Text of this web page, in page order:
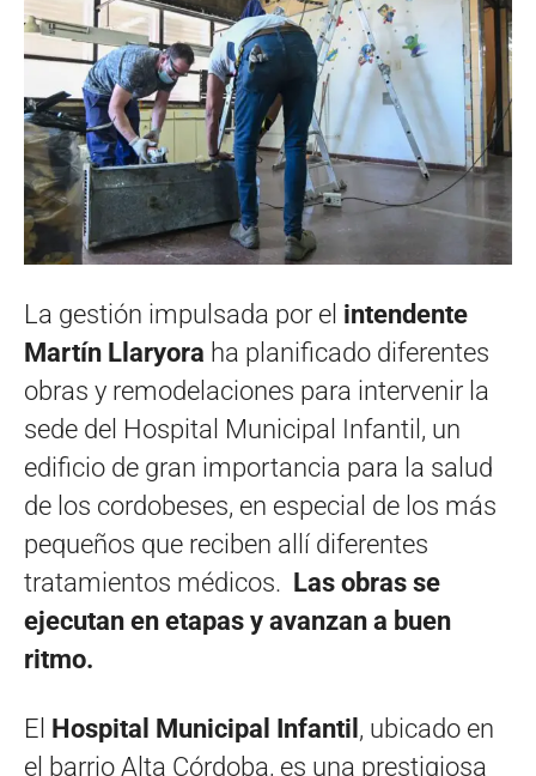
La gestión impulsada por el intendente
Martín Llaryora ha planificado diferentes
obras y remodelaciones para intervenir la
sede del Hospital Municipal Infantil, un
edificio de gran importancia para la salud
de los cordobeses, en especial de los más
pequeños que reciben allí diferentes
tratamientos médicos. Las obras se
ejecutan en etapas y avanzan a buen
ritmo.
El Hospital Municipal Infantil , ubicado en
el barrio Alta Córdoba, es una prestigiosa